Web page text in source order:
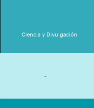
Ciencia y Divulgación
-